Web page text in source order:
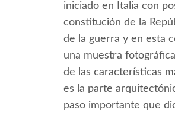
iniciado en Italia con
constitución de la
de la guerra y en esta
una muestra
de las características
es la parte
paso importante que